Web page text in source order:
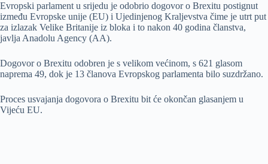
Evropski parlament u srijedu je odobrio dogovor o Brexitu postignut
između Evropske unije (EU) i Ujedinjenog Kraljevstva čime je utrt put
za izlazak Velike Britanije iz bloka i to nakon 40 godina članstva,
javlja Anadolu Agency (AA).
Dogovor o Brexitu odobren je s velikom većinom, s 621 glasom
naprema 49, dok je 13 članova Evropskog parlamenta bilo suzdržano.
Proces usvajanja dogovora o Brexitu bit će okončan glasanjem u
Vijeću EU.